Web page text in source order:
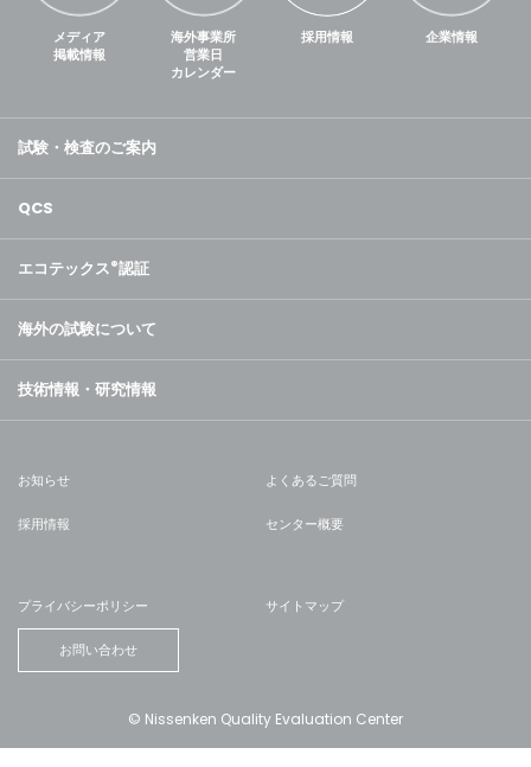
メディア
掲載情報
海外事業所
営業日
カレンダー
採用情報 企業情報
試験・検査のご案内
QCS
エコテックス®認証
海外の試験について
技術情報・研究情報
お知らせ よくあるご質問
採用情報 センター概要
プライバシーポリシー サイトマップ
お問い合わせ
© Nissenken Quality Evaluation Center